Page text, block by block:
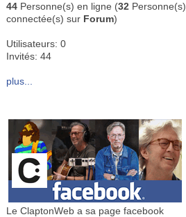
44 Personne(s) en ligne (32 Personne(s)
connectée(s) sur Forum)
Utilisateurs: 0
Invités: 44
plus...
Le ClaptonWeb a sa page facebook